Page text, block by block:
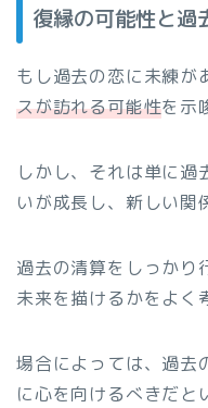
復縁の可能性と過
もし過去の恋に未練
スが訪れる可能性を示
しかし、それは単に過
いが成長し、新しい関
過去の清算をしっかり
未来を描けるかをよく
場合によっては、過去
に心を向けるべきだと